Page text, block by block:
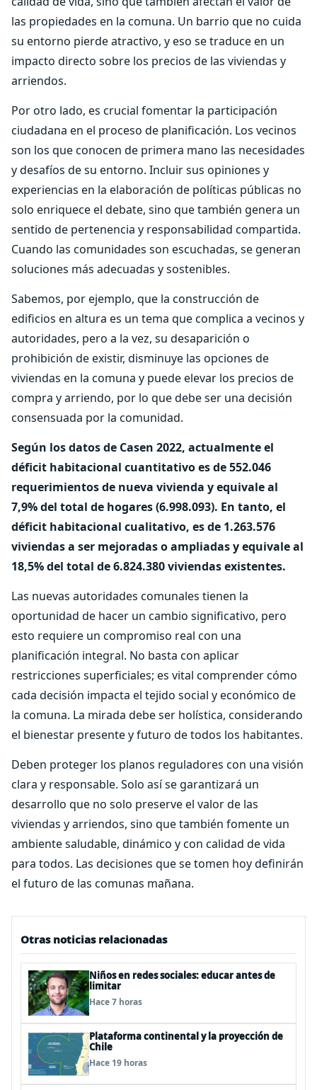
las propiedades en la comuna. Un barrio que no cuida
su entorno pierde atractivo, y eso se traduce en un
impacto directo sobre los precios de las viviendas y
arriendos.
Por otro lado, es crucial fomentar la participación
ciudadana en el proceso de planificación. Los vecinos
son los que conocen de primera mano las necesidades
y desafíos de su entorno. Incluir sus opiniones y
experiencias en la elaboración de políticas públicas no
solo enriquece el debate, sino que también genera un
sentido de pertenencia y responsabilidad compartida.
Cuando las comunidades son escuchadas, se generan
soluciones más adecuadas y sostenibles.
Sabemos, por ejemplo, que la construcción de
edificios en altura es un tema que complica a vecinos y
autoridades, pero a la vez, su desaparición o
prohibición de existir, disminuye las opciones de
viviendas en la comuna y puede elevar los precios de
compra y arriendo, por lo que debe ser una decisión
consensuada por la comunidad.
Según los datos de Casen 2022, actualmente el
déficit habitacional cuantitativo es de 552.046
requerimientos de nueva vivienda y equivale al
7,9% del total de hogares (6.998.093). En tanto, el
déficit habitacional cualitativo, es de 1.263.576
viviendas a ser mejoradas o ampliadas y equivale al
18,5% del total de 6.824.380 viviendas existentes.
Las nuevas autoridades comunales tienen la
oportunidad de hacer un cambio significativo, pero
esto requiere un compromiso real con una
planificación integral. No basta con aplicar
restricciones superficiales; es vital comprender cómo
cada decisión impacta el tejido social y económico de
la comuna. La mirada debe ser holística, considerando
el bienestar presente y futuro de todos los habitantes.
Deben proteger los planos reguladores con una visión
clara y responsable. Solo así se garantizará un
desarrollo que no solo preserve el valor de las
viviendas y arriendos, sino que también fomente un
ambiente saludable, dinámico y con calidad de vida
para todos. Las decisiones que se tomen hoy definirán
el futuro de las comunas mañana.
Otras noticias relacionadas
Niños en redes sociales: educar antes de
limitar
Hace 7 horas
Plataforma continental y la proyección de
Chile
Hace 19 horas